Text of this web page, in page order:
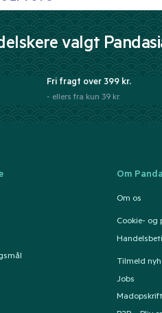
valgt
Fri fragt over 399 kr.
- ellers fra kun 39 kr.
Om
Om os
Cookie- og
Tilmeld
Jobs